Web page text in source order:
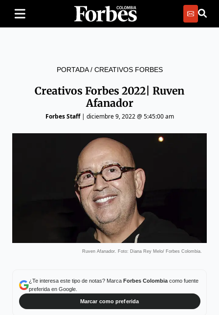
PORTADA/ CREATIVOS FORBES
Creativos Forbes 2022| Ruven
Afanador
Forbes Staff| diciembre 9, 2022 @ 5:45:00 am
Ruven Afanador. Foto: Diana Rey Melo/ Forbes Colombia.
¿Te interesa este tipo de notas? Marca Forbes Colombiacomo fuente
preferida en Google.
Marcar como preferida